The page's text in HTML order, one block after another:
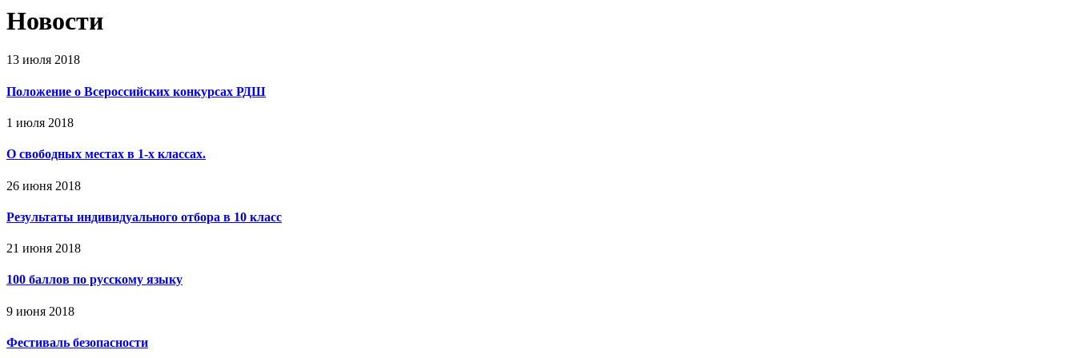
Новости
13 июля 2018
Положение о Всероссийских конкурсах РДШ
1 июля 2018
О свободных местах в 1-х классах.
26 июня 2018
Результаты индивидуального отбора в 10 класс
21 июня 2018
100 баллов по русскому языку
9 июня 2018
Фестиваль безопасности